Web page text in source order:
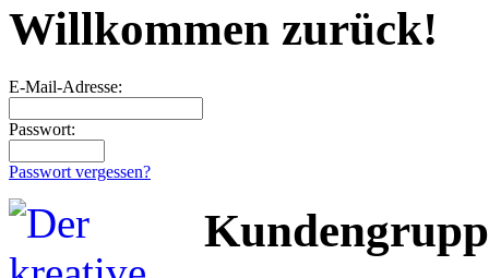
Willkommen zurück!
E-Mail-Adresse:
Passwort:
Passwort vergessen?